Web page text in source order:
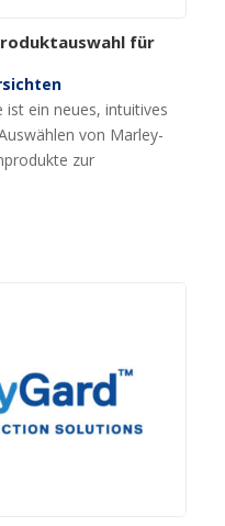
für
ein neues, intuitives
von Marley-
zur